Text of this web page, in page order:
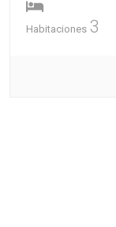
Habitaciones 3